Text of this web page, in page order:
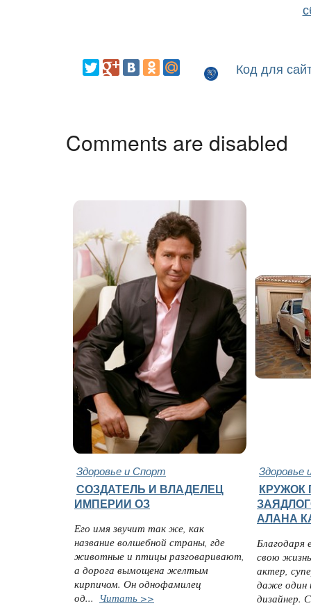
Код для
Comments are disabled
Здоровье и Спорт Здоровье
СОЗДАТЕЛЬ И ВЛАДЕЛЕЦ
ИМПЕРИИ ОЗ
Его имя звучит так же, как
название волшебной страны, где
животные и птицы разговаривают,
а дорога вымощена желтым
кирпичом. Он однофамилец
од... Читать >>
КРУЖОК
АЛАНА
Благодаря
свою
актер,
даже один
дизайнер.